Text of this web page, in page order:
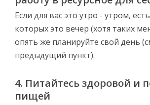
Если для вас это утро - утром,
которых это вечер (хотя таких
опять же планируйте свой день
предыдущий пункт).
4. Питайтесь здоровой и
пищей